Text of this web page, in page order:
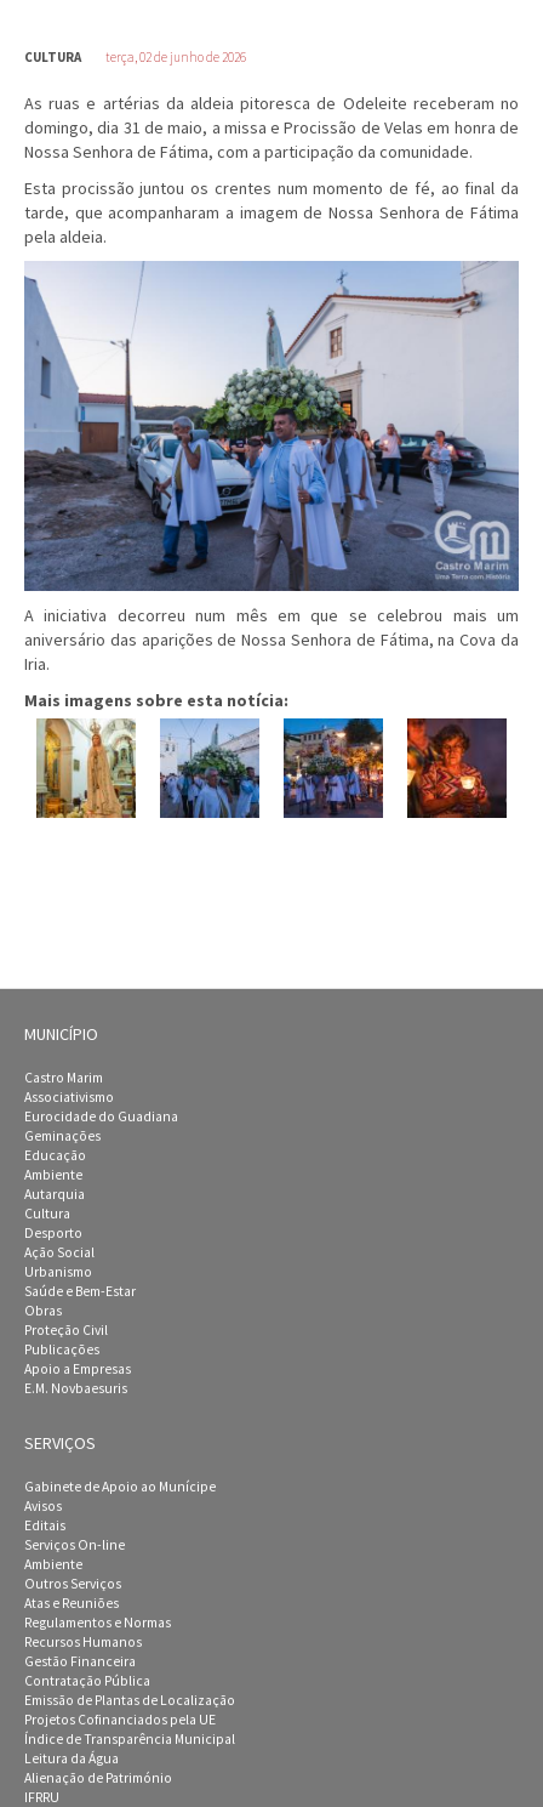
CULTURA terça, 02 de junho de 2026
As ruas e artérias da aldeia pitoresca de Odeleite receberam no
domingo, dia 31 de maio, a missa e Procissão de Velas em honra de
Nossa Senhora de Fátima, com a participação da comunidade.
Esta procissão juntou os crentes num momento de fé, ao final da
tarde, que acompanharam a imagem de Nossa Senhora de Fátima
pela aldeia.
A iniciativa decorreu num mês em que se celebrou mais um
aniversário das aparições de Nossa Senhora de Fátima, na Cova da
Iria.
Mais imagens sobre esta notícia:
MUNICÍPIO
Castro Marim
Associativismo
Eurocidade do Guadiana
Geminações
Educação
Ambiente
Autarquia
Cultura
Desporto
Ação Social
Urbanismo
Saúde e Bem-Estar
Obras
Proteção Civil
Publicações
Apoio a Empresas
E.M. Novbaesuris
SERVIÇOS
Gabinete de Apoio ao Munícipe
Avisos
Editais
Serviços On-line
Ambiente
Outros Serviços
Atas e Reuniões
Regulamentos e Normas
Recursos Humanos
Gestão Financeira
Contratação Pública
Emissão de Plantas de Localização
Projetos Cofinanciados pela UE
Índice de Transparência Municipal
Leitura da Água
Alienação de Património
IFRRU